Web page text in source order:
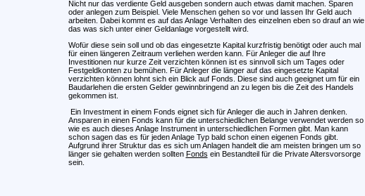
Nicht nur das verdiente Geld ausgeben sondern auch etwas damit machen. Sparen
oder anlegen zum Beispiel. Viele Menschen gehen so vor und lassen Ihr Geld auch
arbeiten. Dabei kommt es auf das Anlage Verhalten des einzelnen eben so drauf an wie
das was sich unter einer Geldanlage vorgestellt wird.
Wofür diese sein soll und ob das eingesetzte Kapital kurzfristig benötigt oder auch mal
für einen längeren Zeitraum verliehen werden kann. Für Anleger die auf Ihre
Investitionen nur kurze Zeit verzichten können ist es sinnvoll sich um Tages oder
Festgeldkonten zu bemühen. Für Anleger die länger auf das eingesetzte Kapital
verzichten können lohnt sich ein Blick auf Fonds. Diese sind auch geeignet um für ein
Baudarlehen die ersten Gelder gewinnbringend an zu legen bis die Zeit des Handels
gekommen ist.
Ein Investment in einem Fonds eignet sich für Anleger die auch in Jahren denken.
Ansparen in einen Fonds kann für die unterschiedlichen Belange verwendet werden so
wie es auch dieses Anlage Instrument in unterschiedlichen Formen gibt. Man kann
schon sagen das es für jeden Anlage Typ bald schon einen eigenen Fonds gibt.
Aufgrund ihrer Struktur das es sich um Anlagen handelt die am meisten bringen um so
länger sie gehalten werden sollten Fonds ein Bestandteil für die Private Altersvorsorge
sein.